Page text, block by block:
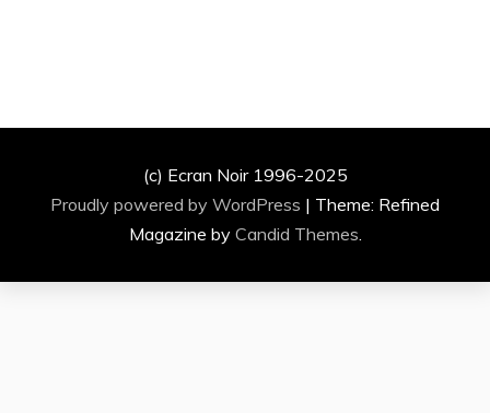
(c) Ecran Noir 1996-2025
Proudly powered by WordPress | Theme: Refined
Magazine by Candid Themes